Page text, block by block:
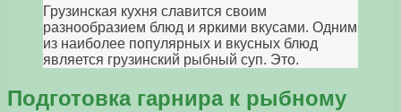
Грузинская кухня славится своим
разнообразием блюд и яркими вкусами. Одним
из наиболее популярных и вкусных блюд
является грузинский рыбный суп. Это.
Подготовка гарнира к рыбному